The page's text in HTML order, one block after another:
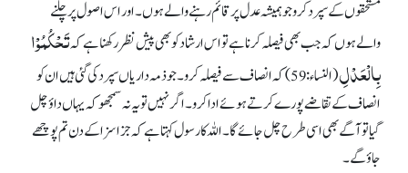
مستحقوں کے سپرد کرو جو ہمیشہ عدل پر قائم رہنے والے ہوں۔ اور اس اصول پر چلنے
والے ہوں کہ جب بھی فیصلہ کرنا ہے تو اس ارشاد کو بھی پیش نظر رکھنا ہے کہتَحْکُمُوْا
بِالْعَدْلِ
(النساء:59) کہ انصاف سے فیصلہ کرو۔ جو ذمہ داریاں سپرد کی گئی ہیں ان کو
انصاف کے تقاضے پورے کرتے ہوئے ادا کرو۔ اگرنہیں تو یہ نہ سمجھو کہ یہاں داؤ چل
گیا تو آگے بھی اسی طرح چل جائے گا۔ اللہ کا رسول کہتا ہے کہ جزا سزا کے دن تم پوچھے
جاؤ گے۔